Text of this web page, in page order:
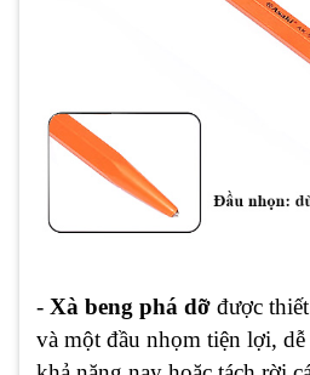
- Xà beng phá dỡ được
và một đầu nhọm tiện lợi,